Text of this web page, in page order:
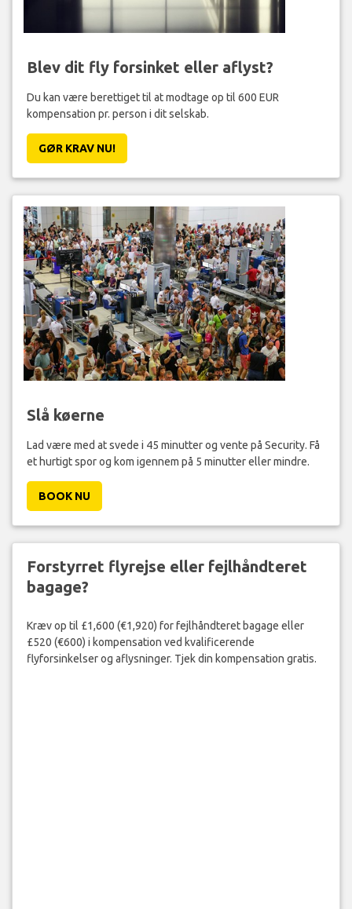
Blev dit fly forsinket eller aflyst?
Du kan være berettiget til at modtage op til 600 EUR
kompensation pr. person i dit selskab.
GØR KRAV NU!
Slå køerne
Lad være med at svede i 45 minutter og vente på Security. Få
et hurtigt spor og kom igennem på 5 minutter eller mindre.
BOOK NU
Forstyrret flyrejse eller fejlhåndteret
bagage?
Kræv op til £1,600 (€1,920) for fejlhåndteret bagage eller
£520 (€600) i kompensation ved kvalificerende
flyforsinkelser og aflysninger. Tjek din kompensation gratis.